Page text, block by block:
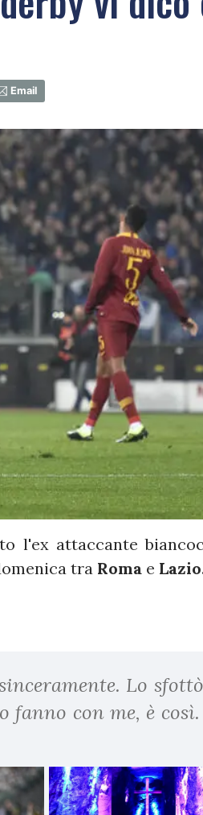
Email
l'ex attaccante
tra Roma e
Lo
fanno con me, è